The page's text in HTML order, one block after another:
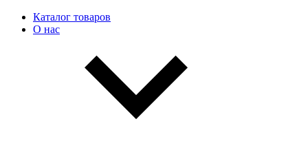
Каталог товаров
О нас